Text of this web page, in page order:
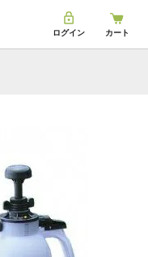
ログイン カート